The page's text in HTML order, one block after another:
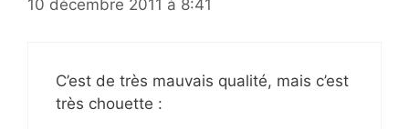
10 décembre 2011 à 8:41
C’est de très mauvais qualité, mais c’est
très chouette :